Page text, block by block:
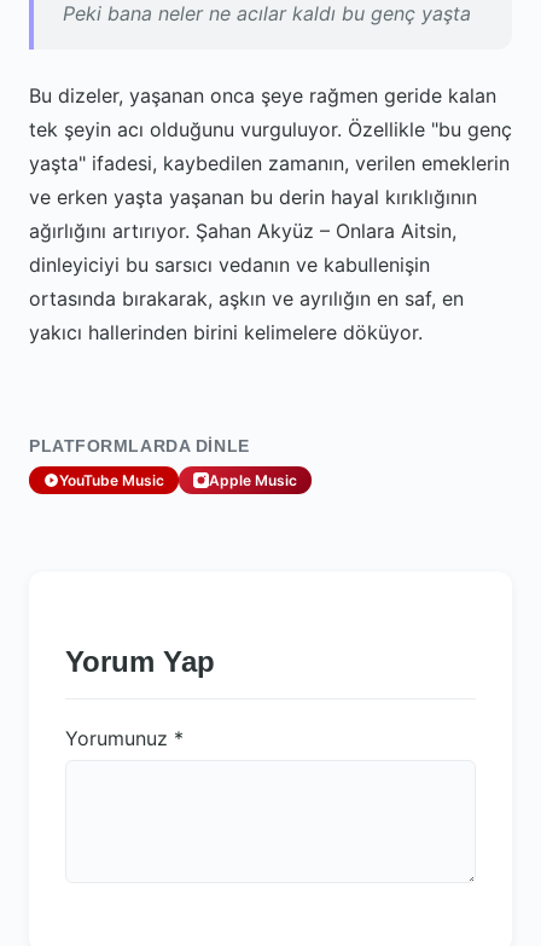
Peki bana neler ne acılar kaldı bu genç yaşta
Bu dizeler, yaşanan onca şeye rağmen geride kalan
tek şeyin acı olduğunu vurguluyor. Özellikle "bu genç
yaşta" ifadesi, kaybedilen zamanın, verilen emeklerin
ve erken yaşta yaşanan bu derin hayal kırıklığının
ağırlığını artırıyor. Şahan Akyüz – Onlara Aitsin,
dinleyiciyi bu sarsıcı vedanın ve kabullenişin
ortasında bırakarak, aşkın ve ayrılığın en saf, en
yakıcı hallerinden birini kelimelere döküyor.
PLATFORMLARDA DINLE
YouTube Music Apple Music
Yorum Yap
Yorumunuz *